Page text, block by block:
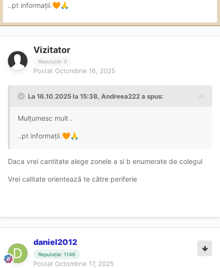
..pt informații.🧡🙏
Vizitator
Reputație: 0
Postat Octombrie 16, 2025
La 16.10.2025 la 15:38, Andreea222a spus:
Mulțumesc mult .
..pt informații.🧡🙏
Daca vrei cantitate alege zonele a si b enumerate de colegul
Vrei calitate orientează te către periferie
daniel2012
Reputație: 1146
Postat Octombrie 17, 2025